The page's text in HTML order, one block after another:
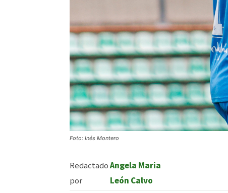
Foto: Inés Montero
Redactado
por
Angela Maria
León Calvo